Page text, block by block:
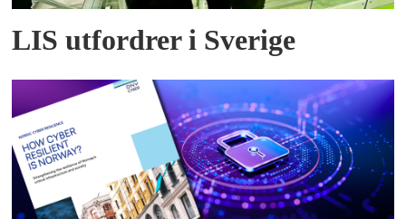
LIS utfordrer i Sverige